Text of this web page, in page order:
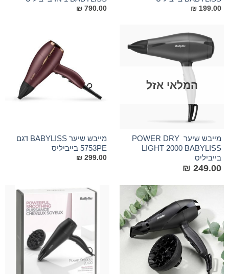
₪ 199.00
₪ 790.00
המלאי אזל
מייבש שיער POWER DRY
LIGHT 2000 BABYLISS
בייביליס
₪ 249.00
מייבש שיער BABYLISS דגם
5753PE בייביליס
₪ 299.00